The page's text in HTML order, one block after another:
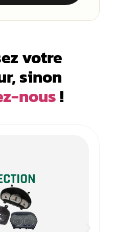
votre
sinon
nous!